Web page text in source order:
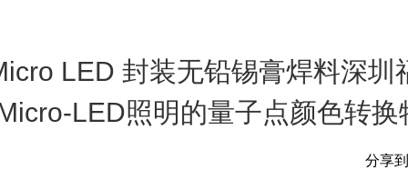
LED 封装无铅锡膏焊料深圳
LED照明的量子点颜色转换
分享